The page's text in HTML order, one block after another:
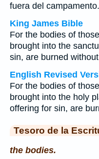
fuera del campamento.
King James Bible
For the bodies of
brought into the
sin, are burned
English Revised
For the bodies of
brought into the holy
offering for sin, are
Tesoro de la
the bodies.